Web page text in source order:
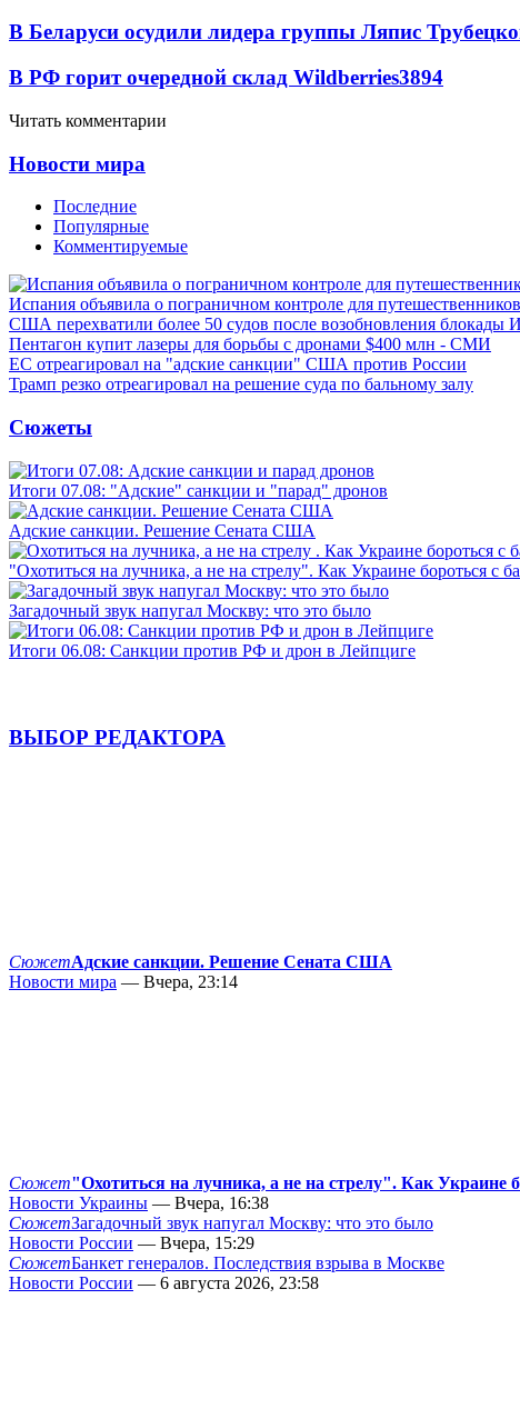
В Беларуси осудили лидера группы Ляпис
В РФ горит очередной склад Wildberries3894
Читать комментарии
Новости мира
Последние
Популярные
Комментируемые
Испания объявила о пограничном контроле для
США перехватили более 50 судов после возобновления блокады
Пентагон купит лазеры для борьбы с дронами $400 млн - СМИ
ЕС отреагировал на "адские санкции" США против России
Трамп резко отреагировал на решение суда по бальному залу
Сюжеты
Итоги 07.08: "Адские" санкции и "парад" дронов
Адские санкции. Решение Сената США
"Охотиться на лучника, а не на стрелу". Как Украине бороться с
Загадочный звук напугал Москву: что это было
Итоги 06.08: Санкции против РФ и дрон в Лейпциге
ВЫБОР РЕДАКТОРА
СюжетАдские санкции. Решение Сената США
Новости мира — Вчера, 23:14
Сюжет"Охотиться на лучника, а не на стрелу". Как Украине
Новости Украины — Вчера, 16:38
СюжетЗагадочный звук напугал Москву: что это было
Новости России — Вчера, 15:29
СюжетБанкет генералов. Последствия взрыва в Москве
Новости России — 6 августа 2026, 23:58